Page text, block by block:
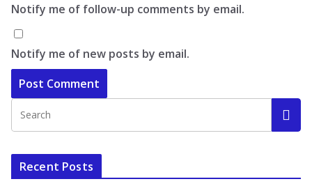
Notify me of follow-up comments by email.
Notify me of new posts by email.
Recent Posts